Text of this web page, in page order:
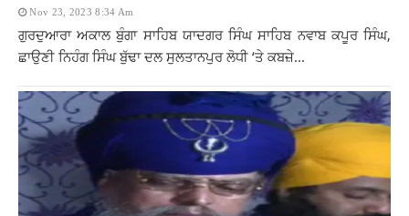
Nov 23, 2023 8:34 Am
ਗੁਰਦੁਆਰਾ ਅਕਾਲ ਬੁੰਗਾ ਸਾਹਿਬ ਯਾਦਗਰ ਸਿੰਘ ਸਾਹਿਬ ਨਵਾਬ ਕਪੂਰ ਸਿੰਘ,
ਛਾਉਣੀ ਨਿਹੰਗ ਸਿੰਘ ਬੁੱਢਾ ਦਲ ਸੁਲਤਾਨਪੁਰ ਲੋਧੀ ‘ਤੇ ਕਬਜ਼ੇ...